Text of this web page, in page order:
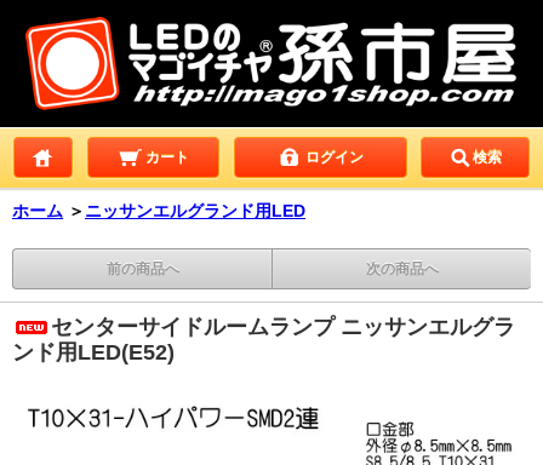
カート ログイン 検索
ホーム ＞ ニッサンエルグランド用LED
前の商品へ 次の商品へ
センターサイドルームランプ ニッサンエルグラ
ンド用LED(E52)